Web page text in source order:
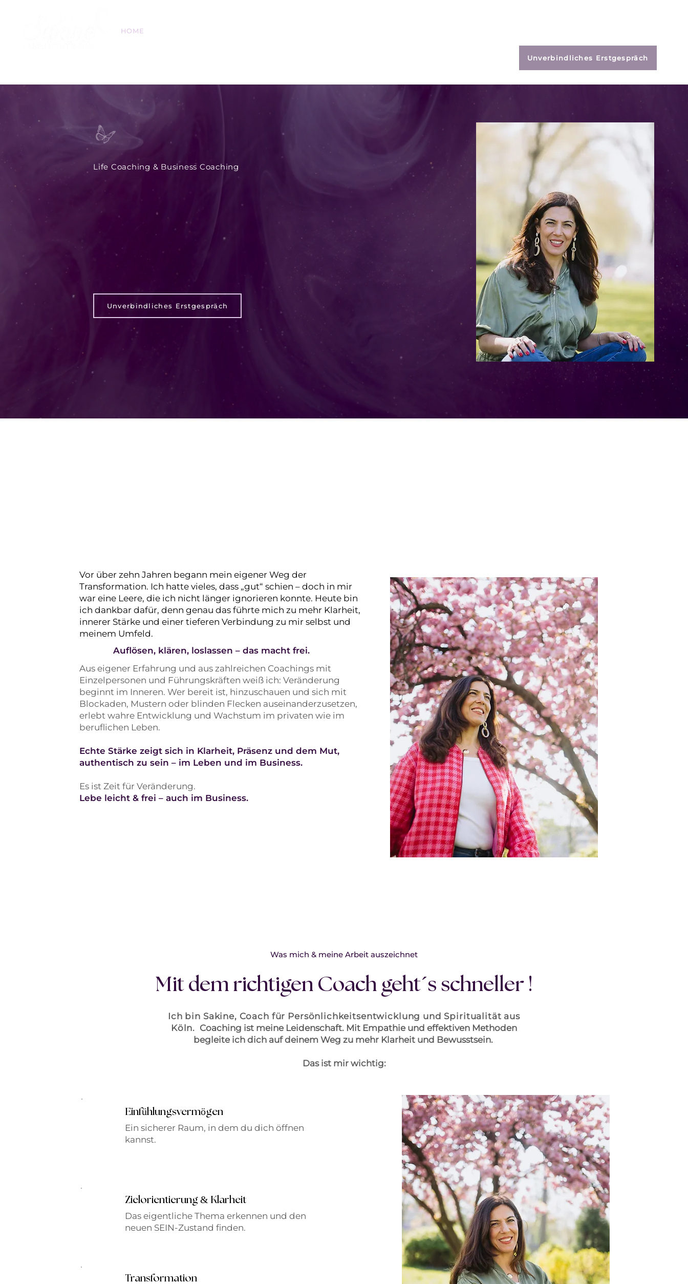
HOME
Unverbindliches Erstgespräch
Life Coaching & Business Coaching
Entfalte die Leichtigkeit
in Dir:
Dein
Weg zu mehr
Klarheit und Erfolg
Unverbindliches Erstgespräch
Vor über zehn Jahren begann mein eigener Weg der
Transformation. Ich hatte vieles, dass „gut“ schien – doch in mir
war eine Leere, die ich nicht länger ignorieren konnte. Heute bin
ich dankbar dafür, denn genau das führte mich zu mehr Klarheit,
innerer Stärke und einer tieferen Verbindung zu mir selbst und
meinem Umfeld.
Auflösen, klären, loslassen – das macht frei.
Aus eigener Erfahrung und aus zahlreichen Coachings mit
Einzelpersonen und Führungskräften weiß ich: Veränderung
beginnt im Inneren. Wer bereit ist, hinzuschauen und sich mit
Blockaden, Mustern oder blinden Flecken auseinanderzusetzen,
erlebt wahre Entwicklung und Wachstum im privaten wie im
beruflichen Leben.
Echte Stärke zeigt sich in Klarheit, Präsenz und dem Mut,
authentisch zu sein – im Leben und im Business.
Es ist Zeit für Veränderung.
Lebe leicht & frei – auch im Business.
Was mich & meine Arbeit auszeichnet
Mit dem richtigen Coach geht´s schneller !
Ich bin Sakine, Coach für Persönlichkeitsentwicklung und Spiritualität aus
Köln. Coaching ist meine Leidenschaft. Mit Empathie und effektiven Methoden
begleite ich dich auf deinem Weg zu mehr Klarheit und Bewusstsein.
Das ist mir wichtig:
Einfühlungsvermögen
Ein sicherer Raum, in dem du dich öffnen
kannst.
Zielorientierung & Klarheit
Das eigentliche Thema erkennen und den
neuen SEIN-Zustand finden.
Transformation